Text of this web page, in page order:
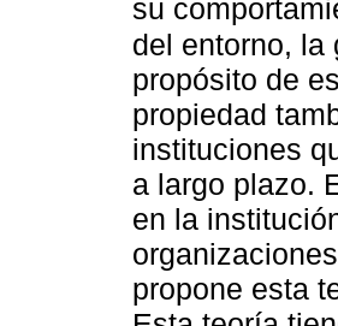
su
del entorno, la
propósito de
propiedad
instituciones
a largo plazo.
en la
propone esta